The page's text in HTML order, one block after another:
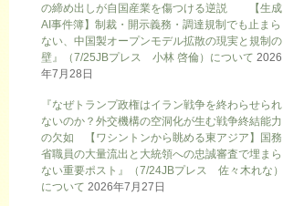
の締め出しが自国産業を傷つける逆説 【生成
AI事件簿】制裁・開示義務・調達規制でも止まら
ない、中国製オープンモデル拡散の現実と規制の
壁』（7/25JBプレス 小林 啓倫）について 2026
年7月28日
『なぜトランプ政権はイラン戦争を終わらせられ
ないのか？外交機構の空洞化が生む戦争終結能力
の欠如 【ワシントンから眺める東アジア】国務
省職員の大量流出と大統領への忠誠審査で埋まら
ない重要ポスト』（7/24JBプレス 佐々木れな）
について 2026年7月27日